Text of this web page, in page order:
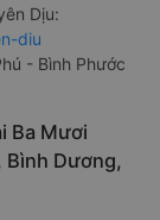
Dịu:
diu
- Bình Phước
Ba Mươi
Bình Dương,